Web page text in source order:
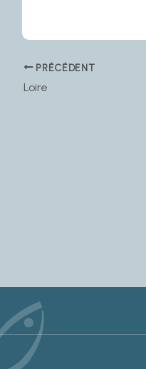
PRÉCÉDENT
Loire